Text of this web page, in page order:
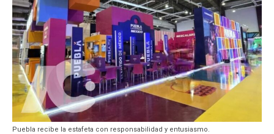
Puebla recibe la estafeta con responsabilidad y entusiasmo.